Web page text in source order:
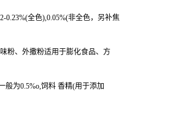
全色),0.05%(非全色，另补焦
粉、外撒粉适用于膨化食品、方
般为0.5%o,饲料 香精(用于添加